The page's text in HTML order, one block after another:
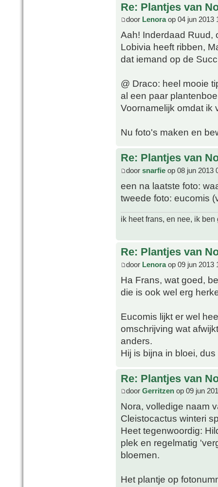
Re: Plantjes van
door Lenoraop 04 jun 2013
Aah! Inderdaad Ruud,
Lobivia heeft ribben,
dat iemand op de
@ Draco: heel mooie
al een paar
Voornamelijk omdat
Nu foto's maken en
Re: Plantjes van
door snarfie op 08 jun 2013
een na laatste foto:
tweede foto: eucomis
ik heet frans, en nee, ik ben
Re: Plantjes van
door Lenoraop 09 jun 2013
Ha Frans, wat goed,
die is ook wel erg
Eucomis lijkt er wel
omschrijving wat
anders.
Hij is bijna in bloei,
Re: Plantjes van
door Gerritzen op 09 jun
Nora, volledige naam
Cleistocactus winteri
Heet tegenwoordig:
plek en regelmatig
bloemen.
Het plantje op